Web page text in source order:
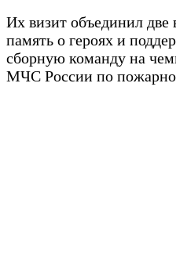
Их визит объединил
память о героях и
сборную команду на
МЧС России по